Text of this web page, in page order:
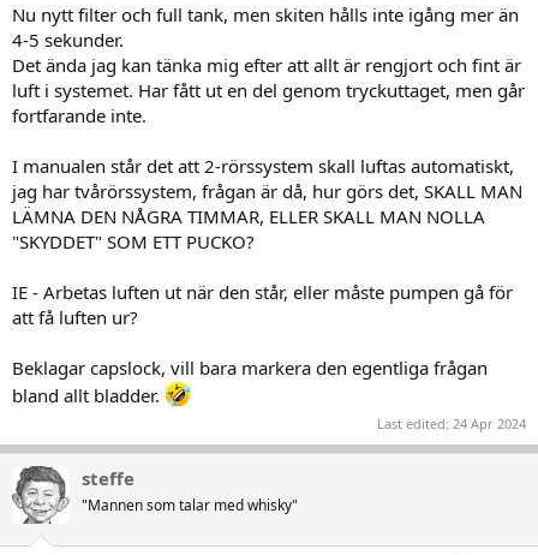
Nu nytt filter och full tank, men skiten hålls inte igång mer än
4-5 sekunder.
Det ända jag kan tänka mig efter att allt är rengjort och fint är
luft i systemet. Har fått ut en del genom tryckuttaget, men går
fortfarande inte.
I manualen står det att 2-rörssystem skall luftas automatiskt,
jag har tvårörssystem, frågan är då, hur görs det, SKALL MAN
LÄMNA DEN NÅGRA TIMMAR, ELLER SKALL MAN NOLLA
"SKYDDET" SOM ETT PUCKO?
IE - Arbetas luften ut när den står, eller måste pumpen gå för
att få luften ur?
Beklagar capslock, vill bara markera den egentliga frågan
bland allt bladder.
Last edited: 24 Apr 2024
steffe
"Mannen som talar med whisky"